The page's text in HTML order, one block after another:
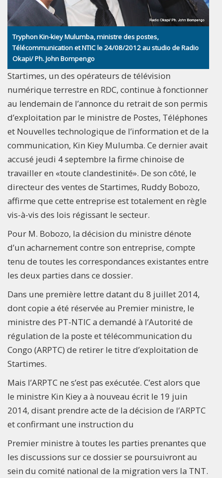
Tryphon Kin-kiey Mulumba, ministre des postes,
Télécommunication et NTIC le 24/08/2012 au studio de Radio
Okapi/ Ph. John Bompengo
Startimes, un des opérateurs de télévision
numérique terrestre en RDC, continue à fonctionner
au lendemain de l’annonce du retrait de son permis
d’exploitation par le ministre de Postes, Téléphones
et Nouvelles technologique de l’information et de la
communication, Kin Kiey Mulumba. Ce dernier avait
accusé jeudi 4 septembre la firme chinoise de
travailler en «toute clandestinité». De son côté, le
directeur des ventes de Startimes, Ruddy Bobozo,
affirme que cette entreprise est totalement en règle
vis-à-vis des lois régissant le secteur.
Pour M. Bobozo, la décision du ministre dénote
d’un acharnement contre son entreprise, compte
tenu de toutes les correspondances existantes entre
les deux parties dans ce dossier.
Dans une première lettre datant du 8 juillet 2014,
dont copie a été réservée au Premier ministre, le
ministre des PT-NTIC a demandé à l’Autorité de
régulation de la poste et télécommunication du
Congo (ARPTC) de retirer le titre d’exploitation de
Startimes.
Mais l’ARPTC ne s’est pas exécutée. C’est alors que
le ministre Kin Kiey a à nouveau écrit le 19 juin
2014, disant prendre acte de la décision de l’ARPTC
et confirmant une instruction du
Premier ministre à toutes les parties prenantes que
les discussions sur ce dossier se poursuivront au
sein du comité national de la migration vers la TNT.